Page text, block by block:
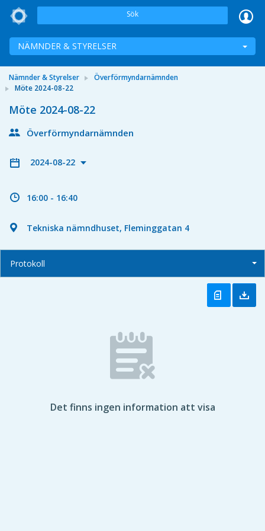
Sök
NÄMNDER & STYRELSER
Nämnder & Styrelser
Överförmyndarnämnden
Möte 2024-08-22
Möte 2024-08-22
Överförmyndarnämnden
2024-08-22
16:00 - 16:40
Tekniska nämndhuset, Fleminggatan 4
Protokoll
Det finns ingen information att visa